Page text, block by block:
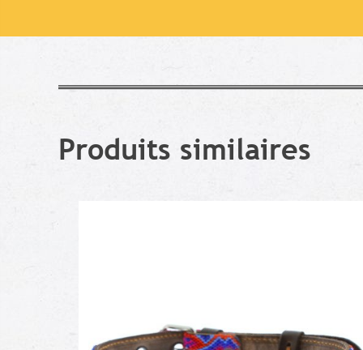
Produits similaires